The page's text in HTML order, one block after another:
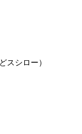
スシロー）